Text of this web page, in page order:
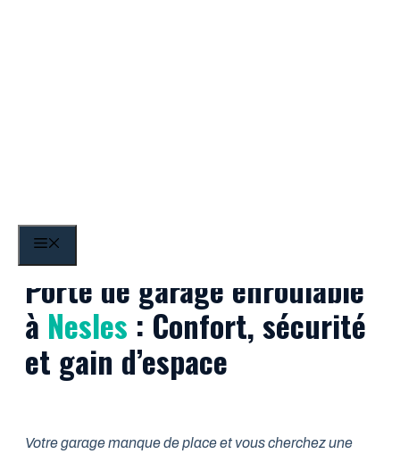
Porte de garage enroulable
à Nesles : Confort, sécurité
et gain d’espace
Votre garage manque de place et vous cherchez une